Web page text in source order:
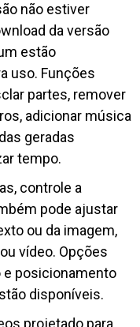
não estiver
da versão
estão
uso. Funções
partes, remover
adicionar música
geradas
tempo.
controle a
pode ajustar
ou da imagem,
vídeo. Opções
posicionamento
disponíveis.
projetado para